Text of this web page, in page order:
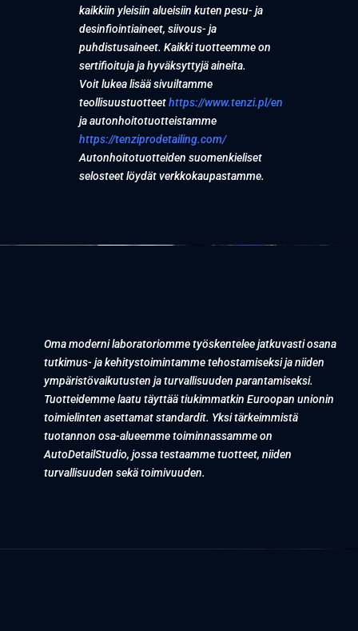
kaikkiin yleisiin alueisiin kuten pesu- ja
desinfiointiaineet, siivous- ja
puhdistusaineet. Kaikki tuotteemme on
sertifioituja ja hyväksyttyjä aineita.
Voit lukea lisää sivuiltamme
teollisuustuotteethttps://www.tenzi.pl/en
ja autonhoitotuotteistamme
https://tenziprodetailing.com/
Autonhoitotuotteiden suomenkieliset
selosteet löydät verkkokaupastamme.
Oma moderni laboratoriomme työskentelee jatkuvasti osana
tutkimus- ja kehitystoimintamme tehostamiseksi ja niiden
ympäristövaikutusten ja turvallisuuden parantamiseksi.
Tuotteidemme laatu täyttää tiukimmatkin Euroopan unionin
toimielinten asettamat standardit. Yksi tärkeimmistä
tuotannon osa-alueemme toiminnassamme on
AutoDetailStudio, jossa testaamme tuotteet, niiden
turvallisuuden sekä toimivuuden.